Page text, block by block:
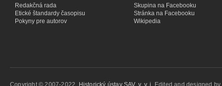
Redakčná rada
Etické štandardy časopisu
Pokyny pre autorov
Skupina na Facebooku
Stránka na Facebooku
Wikipedia